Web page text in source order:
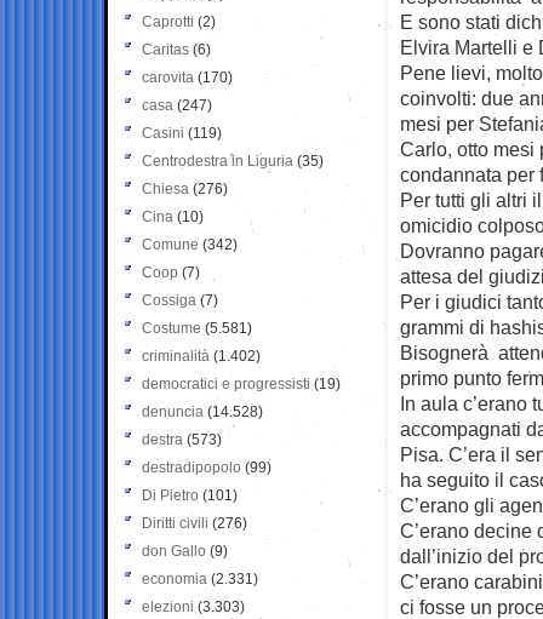
E sono stati
Elvira Martelli e
Pene lievi,
coinvolti: due
mesi per
Carlo, otto mesi
condannata per
Per tutti gli altri
omicidio
Dovranno
attesa del
Per i giudici
grammi di
Bisognerà
primo punto
In aula c’erano
accompagnati
Pisa. C’era il
ha seguito il
C’erano gli
C’erano decine
dall’inizio del
C’erano
ci fosse un
Caprotti (2)
Caritas (6)
carovita (170)
casa (247)
Casini (119)
Centrodestra in Liguria (35)
Chiesa (276)
Cina (10)
Comune (342)
Coop (7)
Cossiga (7)
Costume (5.581)
criminalità (1.402)
democratici e progressisti (19)
denuncia (14.528)
destra (573)
destradipopolo (99)
Di Pietro (101)
Diritti civili (276)
don Gallo (9)
economia (2.331)
elezioni (3.303)